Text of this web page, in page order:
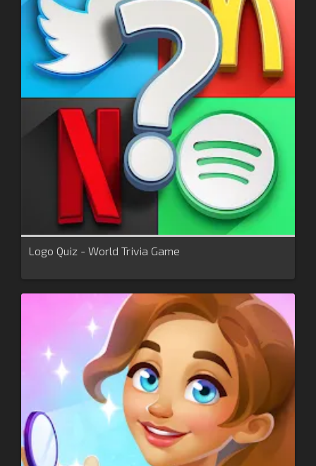
Logo Quiz - World Trivia Game